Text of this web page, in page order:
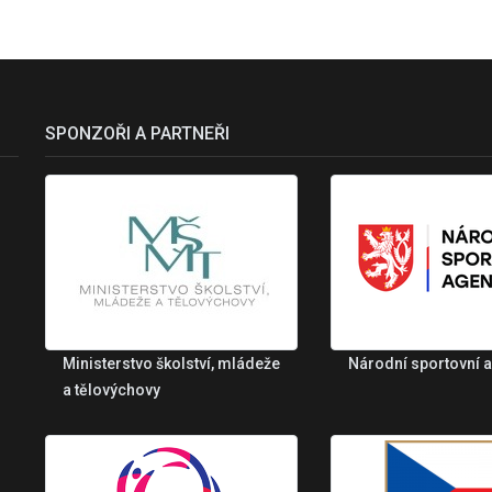
SPONZOŘI A PARTNEŘI
Ministerstvo školství, mládeže
a tělovýchovy
Národní sportovní